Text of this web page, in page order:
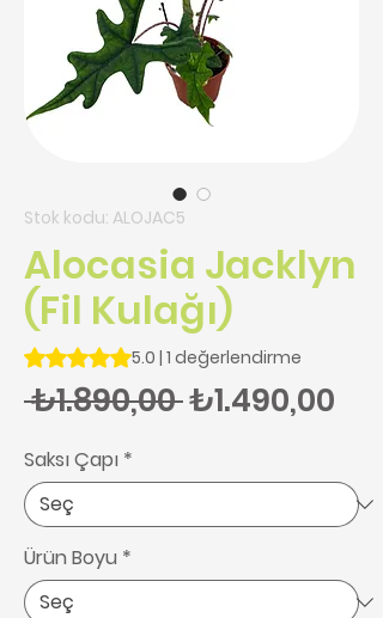
Stok kodu: ALOJAC5
Alocasia Jacklyn
(Fil Kulağı)
1 değerlendirmeye göre beş yıldız
5.0 | 1 değerlendirme
₺1.890,00 Normal Fiyat
₺1.490,00
Saksı Çapı *
Ürün Boyu *